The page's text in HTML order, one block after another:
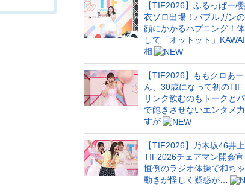
【TIF2026】ふるっぱー
衣ソロ出場！バブルガン
顔にかかるハプニング！
して「オットット」
相
【TIF2026】ももクロあー
ん、30歳になって初のTIF
リンク飲むのもトークと
で飽きさせないエンタメ
すが
【TIF2026】乃木坂46井
TIF2026チェアマン開会宣
恒例のラジオ体操で和ち
動きが怪しく疑惑が…